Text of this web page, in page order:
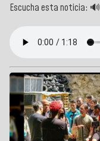
Escucha esta noticia: 🔊